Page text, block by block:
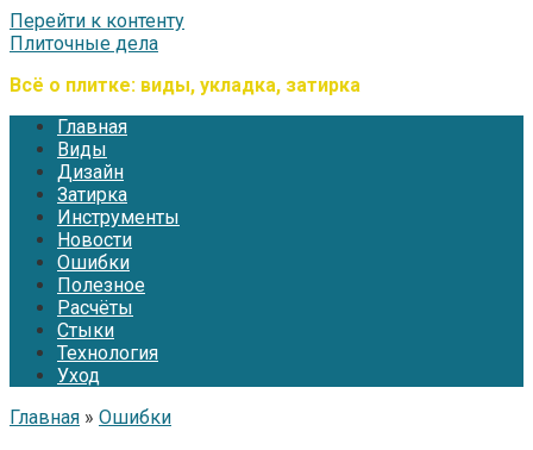
Перейти к контенту
Плиточные дела
Всё о плитке: виды, укладка, затирка
Главная
Виды
Дизайн
Затирка
Инструменты
Новости
Ошибки
Полезное
Расчёты
Стыки
Технология
Уход
Главная » Ошибки